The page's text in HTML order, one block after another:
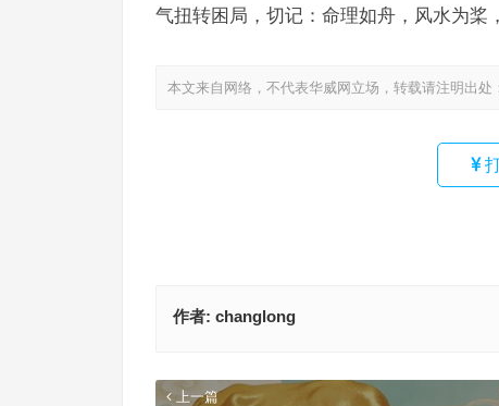
气扭转困局，切记：命理如舟，风水为桨
本文来自网络，不代表华威网立场，转载请注明出处：
作者: changlong
上一篇